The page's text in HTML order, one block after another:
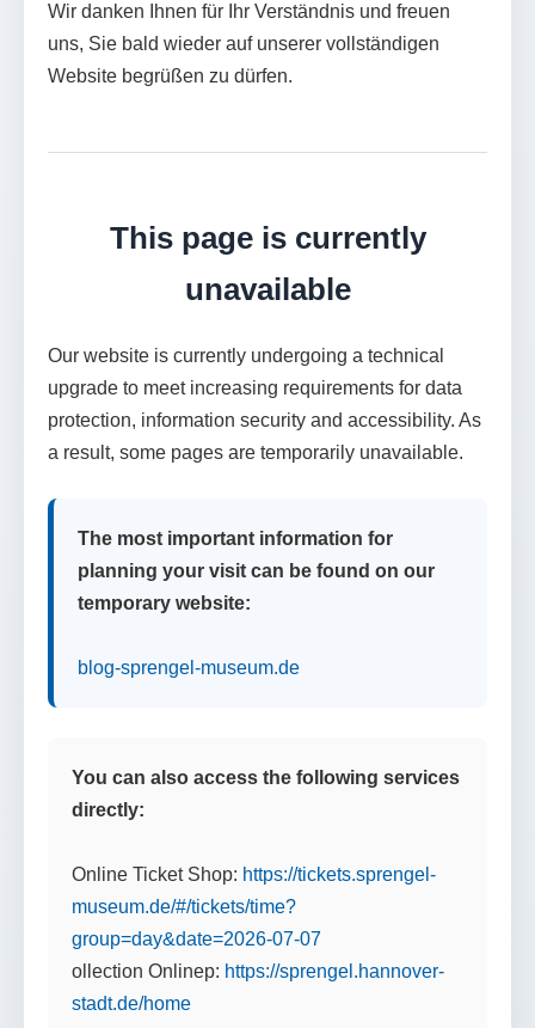
Wir danken Ihnen für Ihr Verständnis und freuen
uns, Sie bald wieder auf unserer vollständigen
Website begrüßen zu dürfen.
This page is currently
unavailable
Our website is currently undergoing a technical
upgrade to meet increasing requirements for data
protection, information security and accessibility. As
a result, some pages are temporarily unavailable.
The most important information for
planning your visit can be found on our
temporary website:
blog-sprengel-museum.de
You can also access the following services
directly:
Online Ticket Shop: https://tickets.sprengel-
museum.de/#/tickets/time?
group=day&date=2026-07-07
ollection Onlinep: https://sprengel.hannover-
stadt.de/home